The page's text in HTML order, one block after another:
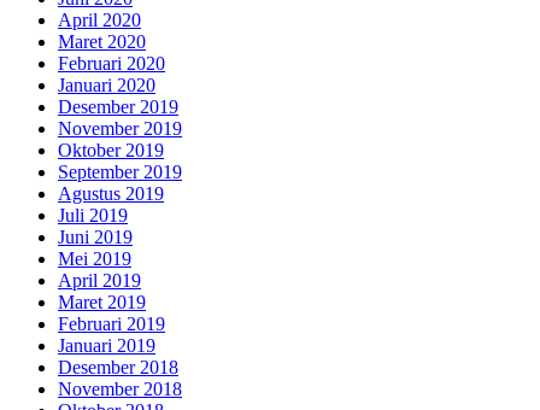
April 2020
Maret 2020
Februari 2020
Januari 2020
Desember 2019
November 2019
Oktober 2019
September 2019
Agustus 2019
Juli 2019
Juni 2019
Mei 2019
April 2019
Maret 2019
Februari 2019
Januari 2019
Desember 2018
November 2018